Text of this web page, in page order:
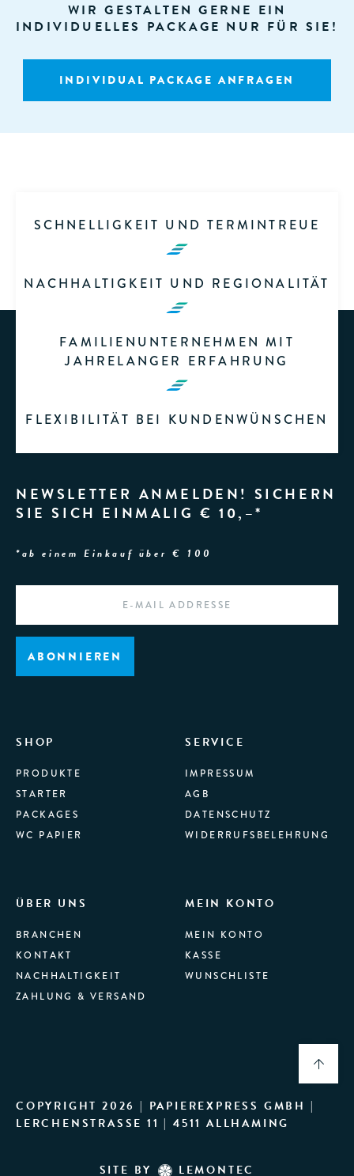
WIR GESTALTEN GERNE EIN
INDIVIDUELLES PACKAGE NUR FÜR SIE!
INDIVIDUAL PACKAGE ANFRAGEN
SCHNELLIGKEIT UND TERMINTREUE
NACHHALTIGKEIT UND REGIONALITÄT
FAMILIENUNTERNEHMEN MIT
JAHRELANGER ERFAHRUNG
FLEXIBILITÄT BEI KUNDENWÜNSCHEN
NEWSLETTER ANMELDEN! SICHERN
SIE SICH EINMALIG € 10,–*
*ab einem Einkauf über € 100
ABONNIEREN
SHOP
PRODUKTE
STARTER
PACKAGES
WC PAPIER
SERVICE
IMPRESSUM
AGB
DATENSCHUTZ
WIDERRUFSBELEHRUNG
ÜBER UNS
BRANCHEN
KONTAKT
NACHHALTIGKEIT
ZAHLUNG & VERSAND
MEIN KONTO
MEIN KONTO
KASSE
WUNSCHLISTE
COPYRIGHT 2026 | PAPIEREXPRESS GMBH |
LERCHENSTRASSE 11 | 4511 ALLHAMING
SITE BY LEMONTEC